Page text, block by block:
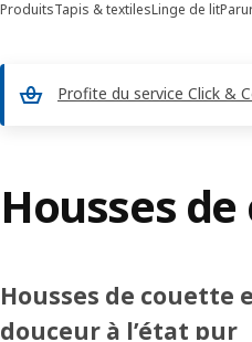
ProduitsTapis & textilesLinge de lit
Profite du service Click &
Housses
Housses de couette
douceur à l’état pur